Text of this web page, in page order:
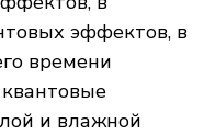
эффектов, в
времени
и влажной